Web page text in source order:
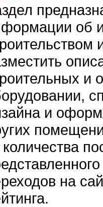
об
и
и
количества
на